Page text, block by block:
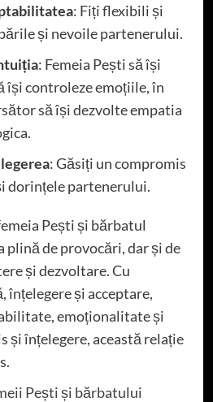
: Fiți flexibili și
și nevoile partenerului.
: Femeia Pești să își
își controleze emoțiile, în
să își dezvolte empatia
: Găsiți un compromis
dorințele partenerului.
Pești și bărbatul
plină de provocări, dar și de
și dezvoltare. Cu
înțelegere și acceptare,
emoționalitate și
și înțelegere, această relație
Pești și bărbatului